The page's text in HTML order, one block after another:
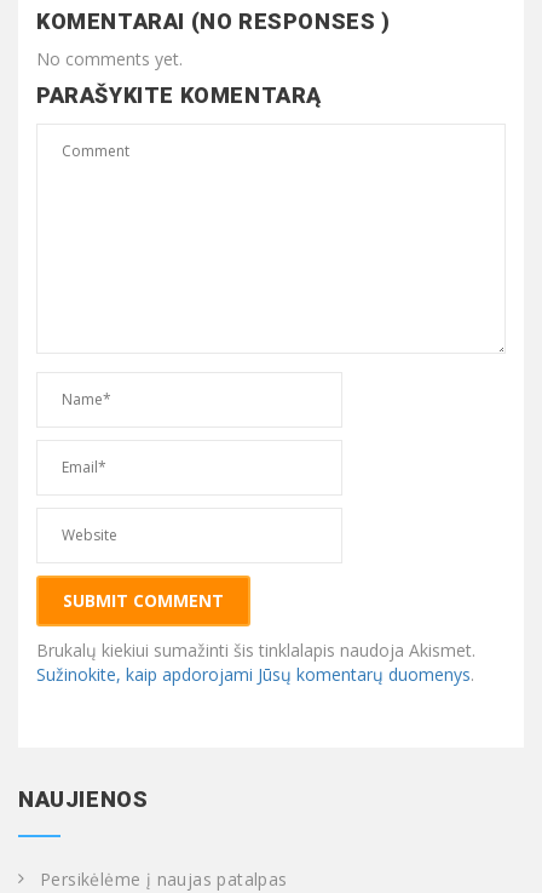
KOMENTARAI (NO RESPONSES )
No comments yet.
PARAŠYKITE KOMENTARĄ
Brukalų kiekiui sumažinti šis tinklalapis naudoja Akismet.
Sužinokite, kaip apdorojami Jūsų komentarų duomenys.
NAUJIENOS
Persikėlėme į naujas patalpas